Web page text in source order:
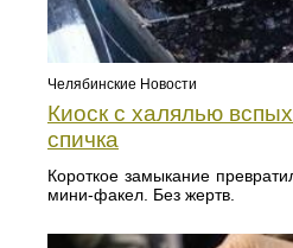
Челябинские Новости
Киоск с халялью
спичка
Короткое замыкание
мини-факел. Без жертв.